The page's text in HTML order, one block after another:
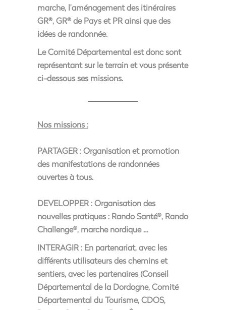
marche, l’aménagement des itinéraires
GR®, GR® de Pays et PR ainsi que des
idées de randonnée.
Le Comité Départemental est donc sont
représentant sur le terrain et vous présente
ci-dessous ses missions.
Nos missions :
PARTAGER :Organisation et promotion
des manifestations de randonnées
ouvertes à tous.
DEVELOPPER: Organisation des
nouvelles pratiques : Rando Santé®, Rando
Challenge®, marche nordique …
INTERAGIR: En partenariat, avec les
différents utilisateurs des chemins et
sentiers, avec les partenaires (Conseil
Départemental de la Dordogne, Comité
Départemental du Tourisme, CDOS,